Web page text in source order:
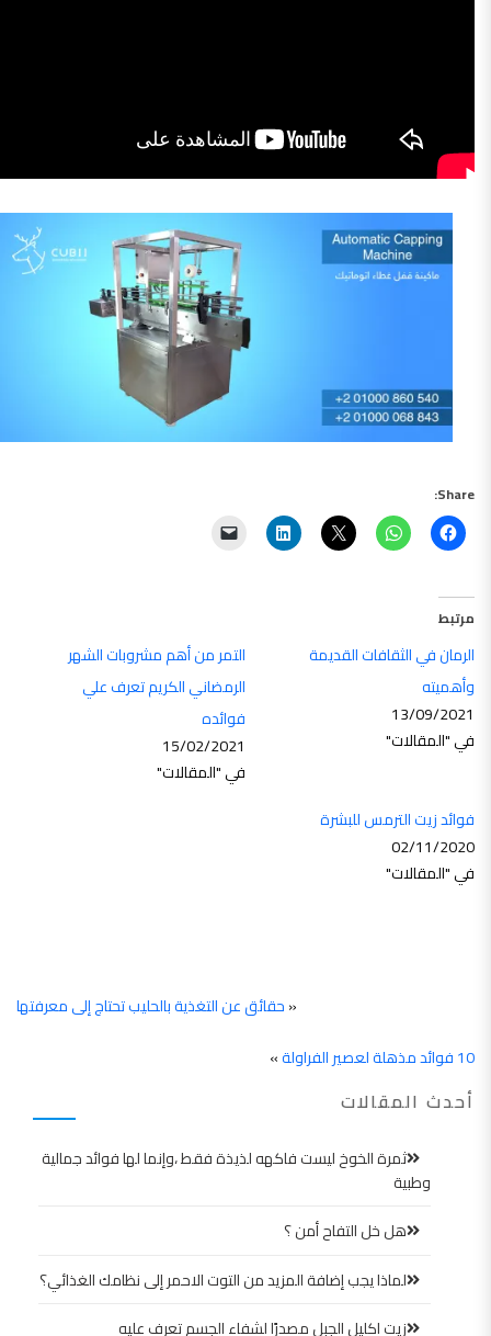
Share:
مرتبط
الرمان في الثقافات القديمة
وأهميته
13/09/2021
في "المقالات"
التمر من أهم مشروبات الشهر
الرمضاني الكريم تعرف علي
فوائده
15/02/2021
في "المقالات"
فوائد زيت الترمس للبشرة
02/11/2020
في "المقالات"
«حقائق عن التغذية بالحليب تحتاج إلى معرفتها
10 فوائد مذهلة لعصير الفراولة
»
أحدث المقالات
ثمرة الخوخ ليست فاكهه لذيذة فقط ،وإنما لها فوائد جمالية
وطبية
هل خل التفاح أمن ؟
لماذا يجب إضافة المزيد من التوت الاحمر إلى نظامك الغذائي؟
زيت اكليل الجبل مصدرًا لشفاء الجسم تعرف عليه